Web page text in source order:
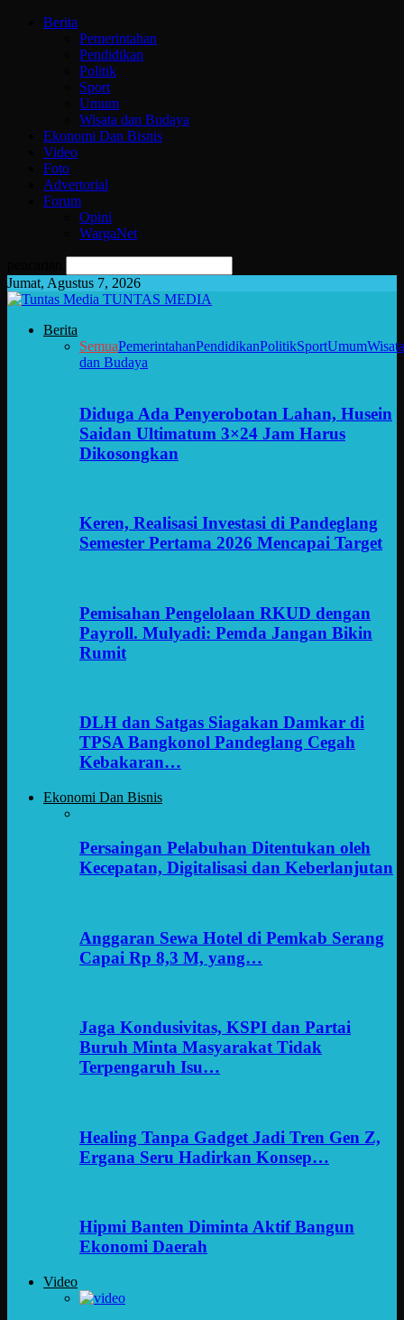
Berita
Pemerintahan
Pendidikan
Politik
Sport
Umum
Wisata dan Budaya
Ekonomi Dan Bisnis
Video
Foto
Advertorial
Forum
Opini
WargaNet
Jumat, Agustus 7, 2026
TUNTAS MEDIA
Berita
SemuaPemerintahanPendidikanPolitikSportUmumWisata
dan Budaya
Diduga Ada Penyerobotan Lahan, Husein
Saidan Ultimatum 3×24 Jam Harus
Dikosongkan
Keren, Realisasi Investasi di Pandeglang
Semester Pertama 2026 Mencapai Target
Pemisahan Pengelolaan RKUD dengan
Payroll. Mulyadi: Pemda Jangan Bikin
Rumit
DLH dan Satgas Siagakan Damkar di
TPSA Bangkonol Pandeglang Cegah
Kebakaran…
Ekonomi Dan Bisnis
Persaingan Pelabuhan Ditentukan oleh
Kecepatan, Digitalisasi dan Keberlanjutan
Anggaran Sewa Hotel di Pemkab Serang
Capai Rp 8,3 M, yang…
Jaga Kondusivitas, KSPI dan Partai
Buruh Minta Masyarakat Tidak
Terpengaruh Isu…
Healing Tanpa Gadget Jadi Tren Gen Z,
Ergana Seru Hadirkan Konsep…
Hipmi Banten Diminta Aktif Bangun
Ekonomi Daerah
Video